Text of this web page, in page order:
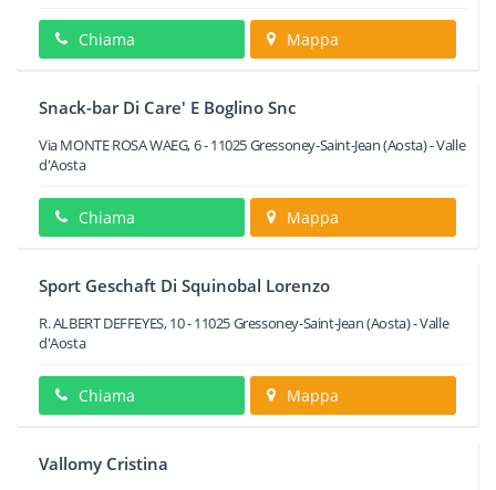
Chiama Mappa
Snack-bar Di Care' E Boglino Snc
Via MONTE ROSA WAEG, 6-11025Gressoney-Saint-Jean(Aosta) -Valle
d'Aosta
Chiama Mappa
Sport Geschaft Di Squinobal Lorenzo
R. ALBERT DEFFEYES, 10-11025Gressoney-Saint-Jean(Aosta) -Valle
d'Aosta
Chiama Mappa
Vallomy Cristina